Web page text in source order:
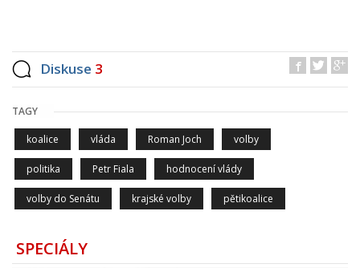
Diskuse 3
TAGY
koalice vláda Roman Joch volby
politika Petr Fiala hodnocení vlády
volby do Senátu krajské volby pětikoalice
SPECIÁLY